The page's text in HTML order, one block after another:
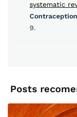
systematic
9.
Posts